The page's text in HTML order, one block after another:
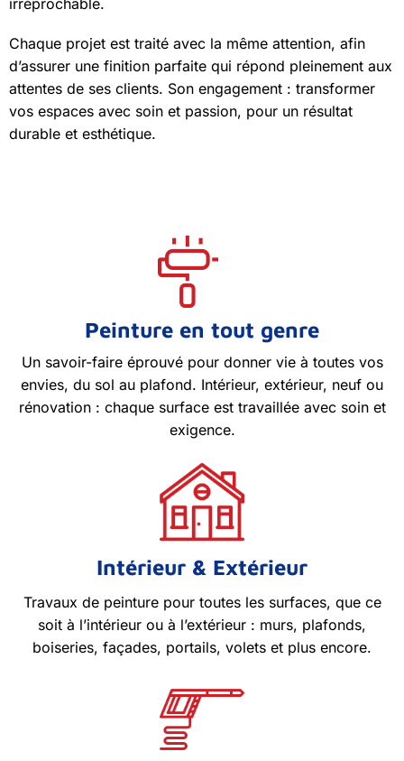
Chaque projet est traité avec la même attention, afin
d’assurer une finition parfaite qui répond pleinement aux
attentes de ses clients. Son engagement : transformer
vos espaces avec soin et passion, pour un résultat
durable et esthétique.
Peinture en tout genre
Un savoir-faire éprouvé pour donner vie à toutes vos
envies, du sol au plafond. Intérieur, extérieur, neuf ou
rénovation : chaque surface est travaillée avec soin et
exigence.
Intérieur & Extérieur
Travaux de peinture pour toutes les surfaces, que ce
soit à l’intérieur ou à l’extérieur : murs, plafonds,
boiseries, façades, portails, volets et plus encore.